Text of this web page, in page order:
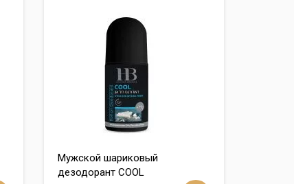
Мужской шариковый
дезодорант COOL